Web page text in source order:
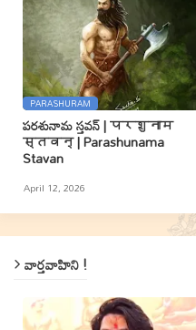
PARASHURAM
పరశునామ స్తవన్ | परशुनाम
स्तवन् | Parashunama
Stavan
April 12, 2026
వార్తవాహిని !